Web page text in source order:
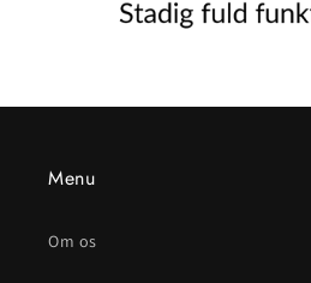
Menu
Om os